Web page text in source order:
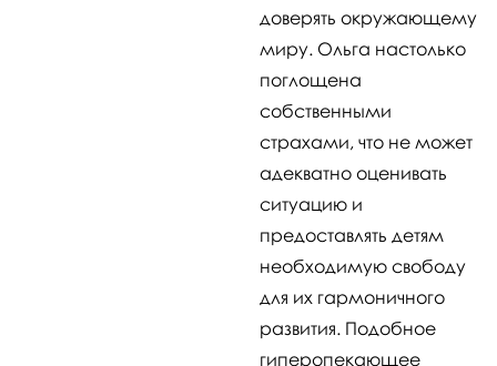
доверять окружающему
миру. Ольга настолько
поглощена
собственными
страхами, что не может
адекватно оценивать
ситуацию и
предоставлять детям
необходимую свободу
для их гармоничного
развития. Подобное
гиперопекающее